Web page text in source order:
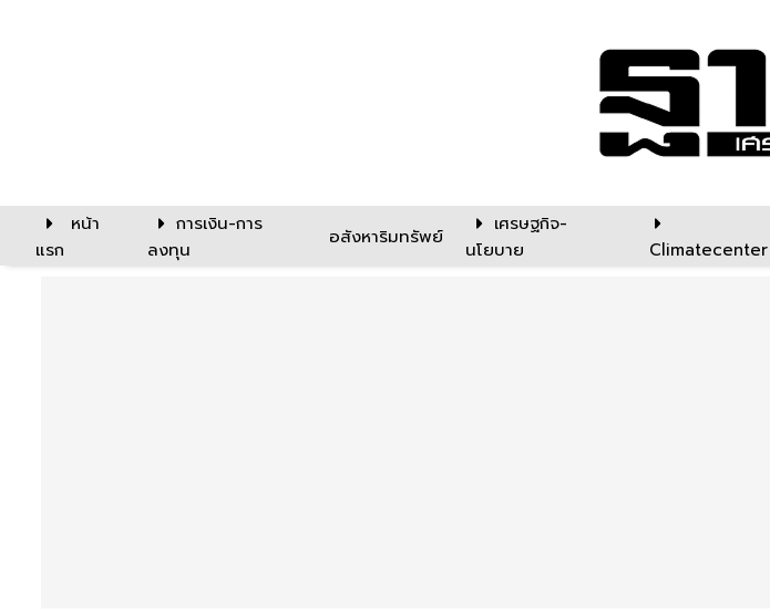
หน้า
แรก
การเงิน-การ
ลงทุน
อสังหาริมทรัพย์
เศรษฐกิจ-
นโยบาย
Climatecenter